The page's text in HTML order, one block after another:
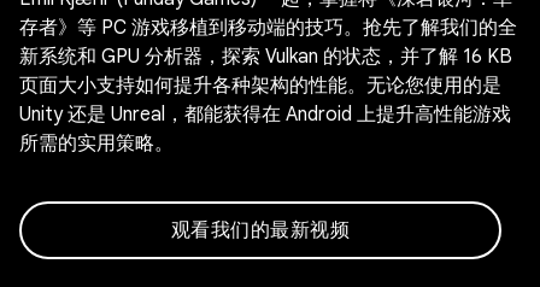
存者》等 PC 游戏移植到移动端的技巧。抢先了解我们的全
新系统和 GPU 分析器，探索 Vulkan 的状态，并了解 16 KB
页面大小支持如何提升各种架构的性能。无论您使用的是
Unity 还是 Unreal，都能获得在 Android 上提升高性能游戏
所需的实用策略。
观看我们的最新视频